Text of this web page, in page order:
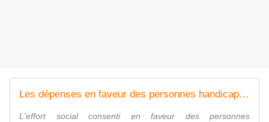
Les dépenses en faveur des personnes handicapées ont progressé de 13,5 milliards d'euros de 2005 à 2014
L'effort social consenti en faveur des personnes